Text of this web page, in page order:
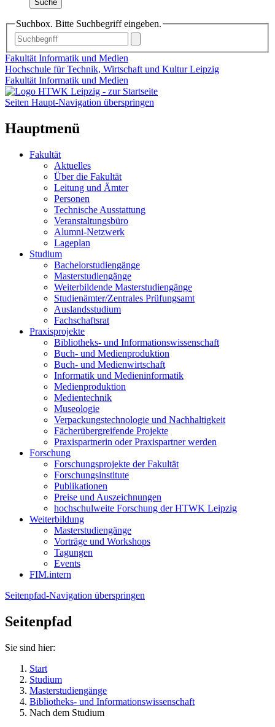
Suche
Suchbox. Bitte Suchbegriff eingeben.
Fakultät Informatik und Medien
Hochschule für Technik, Wirtschaft und Kultur Leipzig
Fakultät Informatik und Medien
Seiten Haupt-Navigation überspringen
Hauptmenü
Fakultät
Aktuelles
Über die Fakultät
Leitung und Ämter
Personen
Technische Ausstattung
Veranstaltungsbüro
Alumni-Netzwerk
Lageplan
Studium
Bachelorstudiengänge
Masterstudiengänge
Weiterbildende Masterstudiengänge
Studienämter/Zentrales Prüfungsamt
Auslandsstudium
Fachschaftsrat
Praxisprojekte
Bibliotheks- und Informationswissenschaft
Buch- und Medienproduktion
Buch- und Medienwirtschaft
Informatik und Medieninformatik
Medienproduktion
Medientechnik
Museologie
Verpackungstechnologie und Nachhaltigkeit
Fächerübergreifende Projekte
Praxispartnerin oder Praxispartner werden
Forschung
Forschungsprojekte der Fakultät
Forschungsinstitute
Publikationen
Preise und Auszeichnungen
hochschulweite Forschung der HTWK Leipzig
Weiterbildung
Masterstudiengänge
Vorträge und Workshops
Tagungen
Events
FIM.intern
Seitenpfad-Navigation überspringen
Seitenpfad
Sie sind hier:
Start
Studium
Masterstudiengänge
Bibliotheks- und Informationswissenschaft
Nach dem Studium